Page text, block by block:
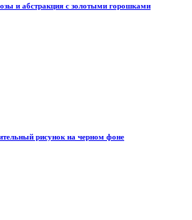
и абстракция с золотыми горошками
рисунок на черном фоне